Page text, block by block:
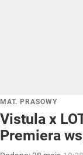
MAT. PRASOWY
Vistula x
Premiera